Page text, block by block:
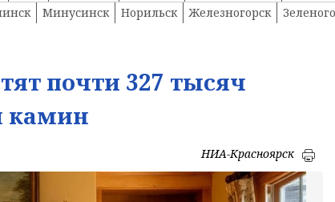
Минусинск Норильск Железногорск
почти 327 тысяч
камин
НИА-Красноярск